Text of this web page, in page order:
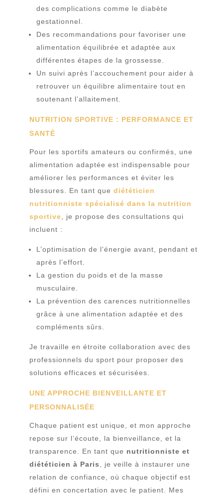
des complications comme le diabète
gestationnel.
Des recommandations pour favoriser une
alimentation équilibrée et adaptée aux
différentes étapes de la grossesse.
Un suivi après l’accouchement pour aider à
retrouver un équilibre alimentaire tout en
soutenant l’allaitement.
NUTRITION SPORTIVE : PERFORMANCE ET
SANTÉ
Pour les sportifs amateurs ou confirmés, une
alimentation adaptée est indispensable pour
améliorer les performances et éviter les
blessures. En tant que diététicien
nutritionniste spécialisé dans la nutrition
sportive , je propose des consultations qui
incluent :
L’optimisation de l’énergie avant, pendant et
après l’effort.
La gestion du poids et de la masse
musculaire.
La prévention des carences nutritionnelles
grâce à une alimentation adaptée et des
compléments sûrs.
Je travaille en étroite collaboration avec des
professionnels du sport pour proposer des
solutions efficaces et sécurisées.
UNE APPROCHE BIENVEILLANTE ET
PERSONNALISÉE
Chaque patient est unique, et mon approche
repose sur l’écoute, la bienveillance, et la
transparence. En tant que nutritionniste et
diététicien à Paris
, je veille à instaurer une
relation de confiance, où chaque objectif est
défini en concertation avec le patient. Mes